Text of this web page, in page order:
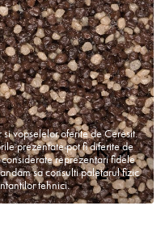
vopselelor oferite de Ceresit.
prezentate pot fi diferite de
reprezentari fidele
sa consulti paletarul fizic
tehnici.